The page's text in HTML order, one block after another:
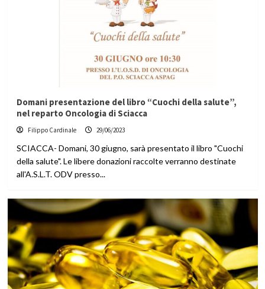
Domani presentazione del libro “Cuochi della salute”,
nel reparto Oncologia di Sciacca
Filippo Cardinale 29/06/2023
SCIACCA- Domani, 30 giugno, sarà presentato il libro "Cuochi
della salute". Le libere donazioni raccolte verranno destinate
all'A.S.L.T. ODV presso...